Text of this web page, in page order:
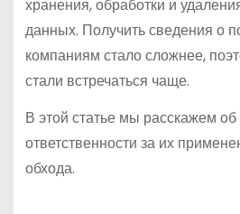
хранения, обработки и
данных. Получить сведения о
компаниям стало сложнее,
стали встречаться чаще.
В этой статье мы расскажем об
ответственности за их
обхода.